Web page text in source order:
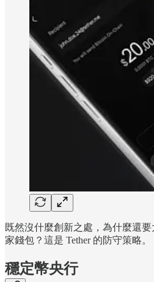
既然沒什麼創新之處，為什麼還
家錢包？這是 Tether 的防守策略。
穩定幣央行